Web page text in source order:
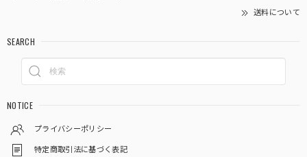
送料について
SEARCH
NOTICE
プライバシーポリシー
特定商取引法に基づく表記